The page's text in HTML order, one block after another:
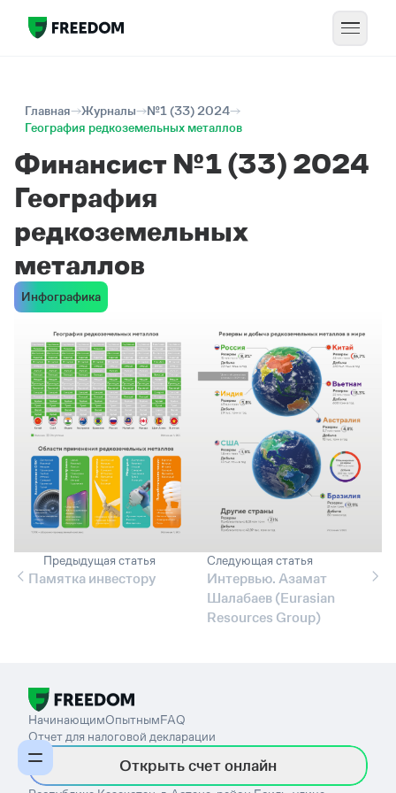
Главная Журналы
№1 (33) 2024
География редкоземельных металлов
Финансист №1 (33) 2024
География
редкоземельных
металлов
Инфографика
Предыдущая статья
Памятка инвестору
Следующая статья
Интервью. Азамат
Шалабаев (Eurasian
Resources Group)
НачинающимОпытнымFAQ
Отчет для налоговой декларации
Открыть счет онлайн